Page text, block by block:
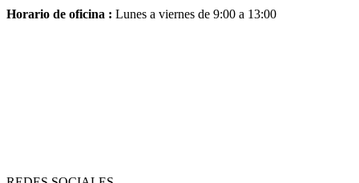
Horario de oficina : Lunes a viernes de 9:00 a 13:00